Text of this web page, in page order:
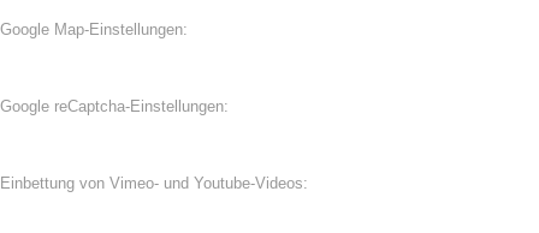
Google Map-Einstellungen:
Google reCaptcha-Einstellungen:
Einbettung von Vimeo- und Youtube-Videos: